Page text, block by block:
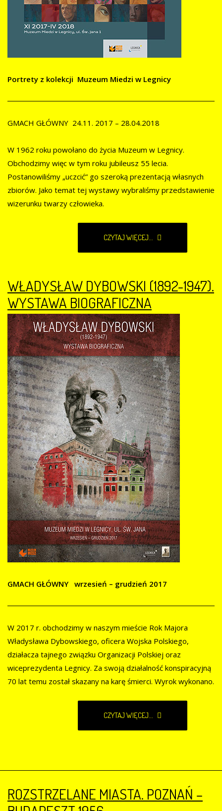
Portrety z kolekcji Muzeum Miedzi w Legnicy
GMACH GŁÓWNY 24.11. 2017 – 28.04.2018
W 1962 roku powołano do życia Muzeum w Legnicy.
Obchodzimy więc w tym roku jubileusz 55 lecia.
Postanowiliśmy „uczcić” go szeroką prezentacją własnych
zbiorów. Jako temat tej wystawy wybraliśmy przedstawienie
wizerunku twarzy człowieka.
CZYTAJ WIĘCEJ...
WŁADYSŁAW DYBOWSKI (1892-1947).
WYSTAWA BIOGRAFICZNA
GMACH GŁÓWNY wrzesień – grudzień 2017
W 2017 r. obchodzimy w naszym mieście Rok Majora
Władysława Dybowskiego, oficera Wojska Polskiego,
działacza tajnego związku Organizacji Polskiej oraz
wiceprezydenta Legnicy. Za swoją działalność konspiracyjną
70 lat temu został skazany na karę śmierci. Wyrok wykonano.
CZYTAJ WIĘCEJ...
ROZSTRZELANE MIASTA. POZNAŃ –